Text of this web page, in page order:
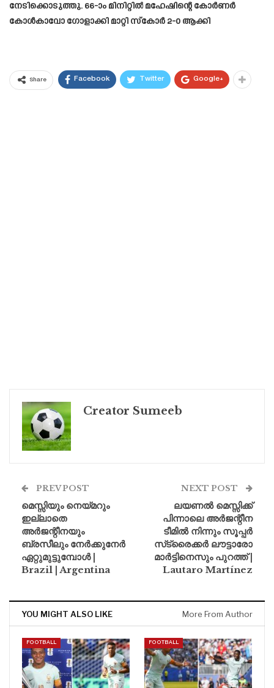
നേടിക്കൊടുത്തു. 66-ാം മിനിറ്റിൽ മഹേഷിന്റെ കോർണർ
കോൾകാവോ ഗോളാക്കി മാറ്റി സ്കോർ 2-0 ആക്കി
Share Facebook Twitter Google+
Creator Sumeeb
PREV POST
മെസ്സിയും നെയ്മറും
ഇല്ലാതെ
അർജന്റീനയും
ബ്രസീലും നേർക്കുനേർ
ഏറ്റുമുട്ടുമ്പോൾ |
Brazil | Argentina
NEXT POST
ലയണൽ മെസ്സിക്ക്
പിന്നാലെ അർജന്റീന
ടീമിൽ നിന്നും സൂപ്പർ
സ്‌ട്രൈക്കർ ലൗട്ടാരോ
മാർട്ടിനെസും പുറത്ത് |
Lautaro Martínez
YOU MIGHT ALSO LIKE More From Author
FOOTBALL FOOTBALL